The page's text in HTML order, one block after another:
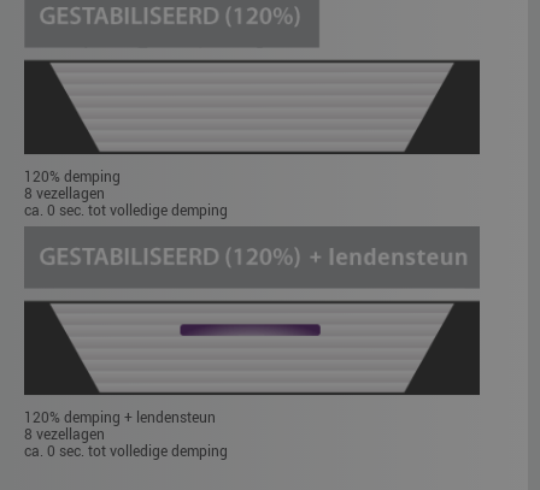
120% demping
8 vezellagen
ca. 0 sec. tot volledige demping
120% demping + lendensteun
8 vezellagen
ca. 0 sec. tot volledige demping